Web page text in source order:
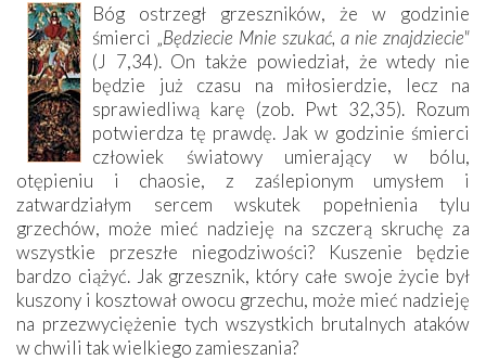
Bóg ostrzegł grzeszników, że w godzinie
śmierci „Będziecie Mnie szukać, a nie znajdziecie"
(J 7,34). On także powiedział, że wtedy nie
będzie już czasu na miłosierdzie, lecz na
sprawiedliwą karę (zob. Pwt 32,35). Rozum
potwierdza tę prawdę. Jak w godzinie śmierci
człowiek światowy umierający w bólu,
otępieniu i chaosie, z zaślepionym umysłem i
zatwardziałym sercem wskutek popełnienia tylu
grzechów, może mieć nadzieję na szczerą skruchę za
wszystkie przeszłe niegodziwości? Kuszenie będzie
bardzo ciążyć. Jak grzesznik, który całe swoje życie był
kuszony i kosztował owocu grzechu, może mieć nadzieję
na przezwyciężenie tych wszystkich brutalnych ataków
w chwili tak wielkiego zamieszania?